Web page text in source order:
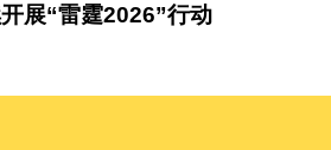
展“雷霆2026”行动